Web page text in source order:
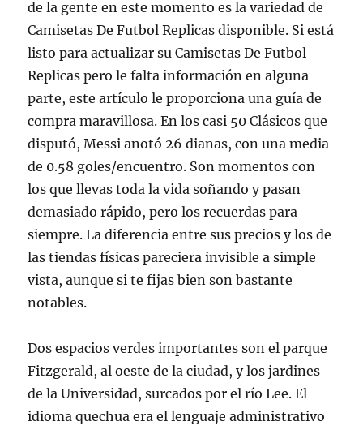
de la gente en este momento es la variedad de
Camisetas De Futbol Replicas disponible. Si está
listo para actualizar su Camisetas De Futbol
Replicas pero le falta información en alguna
parte, este artículo le proporciona una guía de
compra maravillosa. En los casi 50 Clásicos que
disputó, Messi anotó 26 dianas, con una media
de 0.58 goles/encuentro. Son momentos con
los que llevas toda la vida soñando y pasan
demasiado rápido, pero los recuerdas para
siempre. La diferencia entre sus precios y los de
las tiendas físicas pareciera invisible a simple
vista, aunque si te fijas bien son bastante
notables.
Dos espacios verdes importantes son el parque
Fitzgerald, al oeste de la ciudad, y los jardines
de la Universidad, surcados por el río Lee. El
idioma quechua era el lenguaje administrativo